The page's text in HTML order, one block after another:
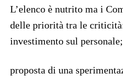
L’elenco è nutrito ma i
delle priorità tra le
investimento sul personale;
proposta di una